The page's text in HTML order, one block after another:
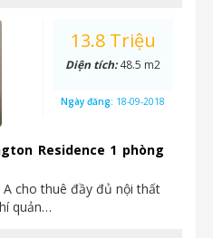
Residence 1 phòng
cho thuê đầy đủ nội thất
quản…
13.8 Triệu
Diện tích:48.5 m2
Ngày đăng: 18-09-2018